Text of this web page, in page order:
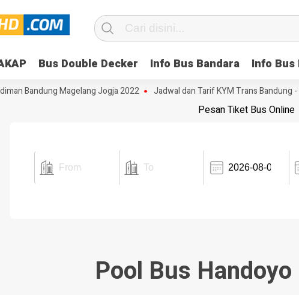
Bus Double Decker Info Bus Bandara Info Bus
Bandung Magelang Jogja 2022 Jadwal dan Tarif KYM Trans Bandung -
Pesan Tiket Bus Online
Pool Bus